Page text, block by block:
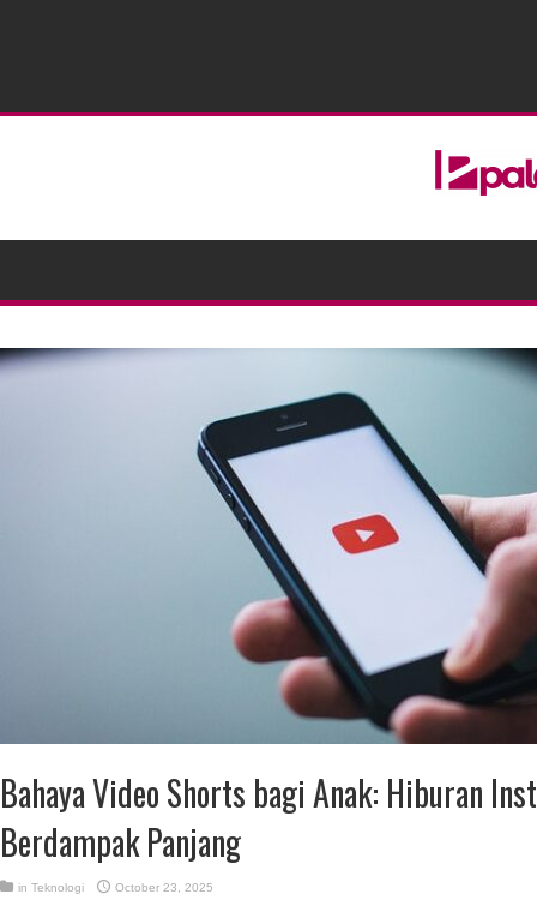
Bahaya Video Shorts bagi Anak: Hiburan
Berdampak Panjang
in Teknologi October 23, 2025